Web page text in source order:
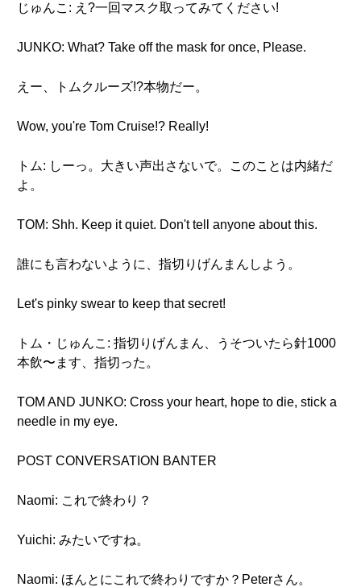
じゅんこ: え?一回マスク取ってみてください!
JUNKO: What? Take off the mask for once, Please.
えー、トムクルーズ!?本物だー。
Wow, you're Tom Cruise!? Really!
トム: しーっ。大きい声出さないで。このことは内緒だ
よ。
TOM: Shh. Keep it quiet. Don't tell anyone about this.
誰にも言わないように、指切りげんまんしよう。
Let's pinky swear to keep that secret!
トム・じゅんこ: 指切りげんまん、うそついたら針1000
本飲〜ます、指切った。
TOM AND JUNKO: Cross your heart, hope to die, stick a
needle in my eye.
POST CONVERSATION BANTER
Naomi: これで終わり？
Yuichi: みたいですね。
Naomi: ほんとにこれで終わりですか？Peterさん。